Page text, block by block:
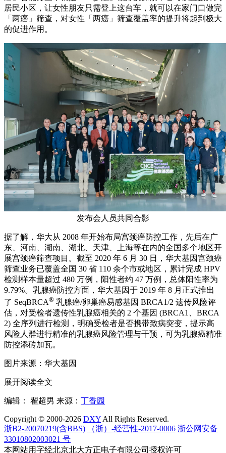
居民小区，让女性朋友只需登上这台车，就可以在家门口做完
「两癌」筛查，对女性「两癌」筛查覆盖率的提升将起到极大
的促进作用。
发布会人员共同合影
据了解，华大从 2008 年开始布局宫颈癌防控工作，先后在广
东、河南、湖南、湖北、天津、上海等在内的全国多个地区开
展宫颈癌筛查项目。截至 2020 年 6 月 30 日，华大基因宫颈癌
筛查业务已覆盖全国 30 省 110 余个市或地区，累计完成 HPV
检测样本量超过 480 万例，阳性者约 47 万例，总体阳性率为
9.79%。乳腺癌防控方面，华大基因于 2019 年 8 月正式推出
了 SeqBRCA® 乳腺癌/卵巢癌易感基因 BRCA1/2 遗传风险评
估，对受检者遗传性乳腺癌相关的 2 个基因 (BRCA1、BRCA
2) 全序列进行检测，明确受检者是否携带致病突变，提示高
风险人群进行精准的乳腺癌风险管理与干预，可为乳腺癌精准
防控添砖加瓦。
图片来源：华大基因
展开阅读全文
编辑： 翟超男 来源： 丁香园
Copyright © 2000-2026 DXYAll Rights Reserved.
浙B2-20070219(含BBS)
（浙）-经营性-2017-0006 浙公网安备
33010802003021 号
本网站用字经北京北大方正电子有限公司授权许可